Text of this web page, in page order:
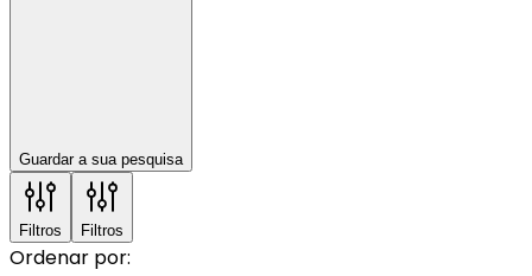
Guardar a sua pesquisa
Filtros Filtros
Ordenar por: